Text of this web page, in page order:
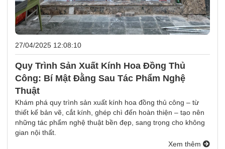
27/04/2025 12:08:10
Quy Trình Sản Xuất Kính Hoa Đồng Thủ
Công: Bí Mật Đằng Sau Tác Phẩm Nghệ
Thuật
Khám phá quy trình sản xuất kính hoa đồng thủ công – từ
thiết kế bản vẽ, cắt kính, ghép chì đến hoàn thiện – tạo nên
những tác phẩm nghệ thuật bền đẹp, sang trọng cho không
gian nội thất.
Xem thêm